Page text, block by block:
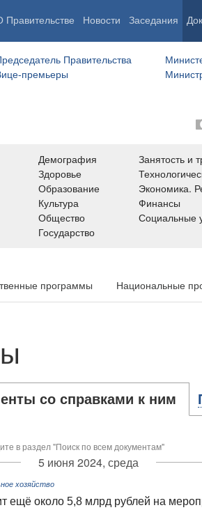
Правительстве Новости Заседания
Правительства
премьеры
Демография
Здоровье
Образование
Культура
Общество
Государство
Занятость и
Экономика.
Финансы
Социальные
программы Национальные
со справками к ним
в раздел "Поиск по всем документам"
5 июня 2024, среда
хозяйство
ещё около 5,8 млрд рублей на